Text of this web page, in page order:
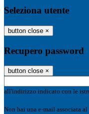
Seleziona utente
button close ×
Recupero password
button close ×
all'indirizzo indicato con le
Non hai una e-mail associata